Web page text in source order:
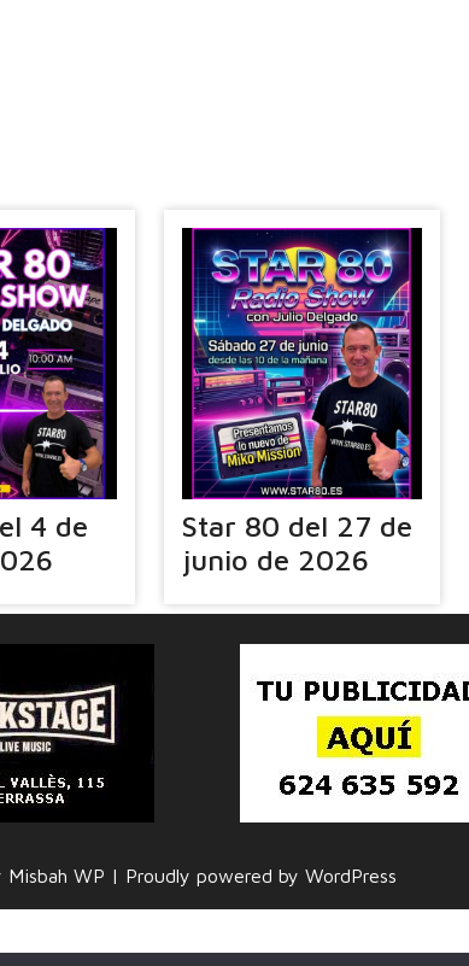
4 de
Star 80 del 27 de
junio de 2026
WP | Proudly powered by WordPress